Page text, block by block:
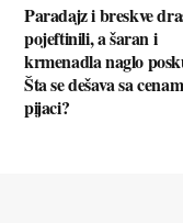
Paradajz i breskve
pojeftinili, a šaran i
krmenadla naglo
Šta se dešava sa
pijaci?